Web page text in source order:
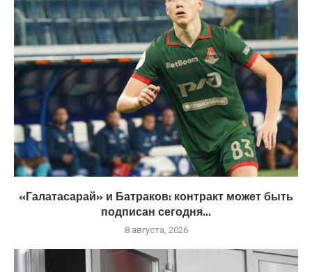
«Галатасарай» и Батраков: контракт может быть
подписан сегодня...
8 августа, 2026